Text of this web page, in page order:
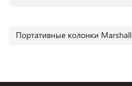
Портативные колонки Marshall